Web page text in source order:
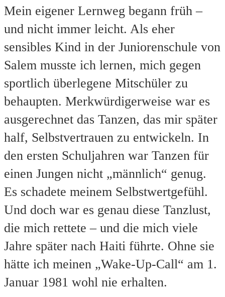
Mein eigener Lernweg begann früh –
und nicht immer leicht. Als eher
sensibles Kind in der Juniorenschule von
Salem musste ich lernen, mich gegen
sportlich überlegene Mitschüler zu
behaupten. Merkwürdigerweise war es
ausgerechnet das Tanzen, das mir später
half, Selbstvertrauen zu entwickeln. In
den ersten Schuljahren war Tanzen für
einen Jungen nicht „männlich“ genug.
Es schadete meinem Selbstwertgefühl.
Und doch war es genau diese Tanzlust,
die mich rettete – und die mich viele
Jahre später nach Haiti führte. Ohne sie
hätte ich meinen „Wake‑Up‑Call“ am 1.
Januar 1981 wohl nie erhalten.